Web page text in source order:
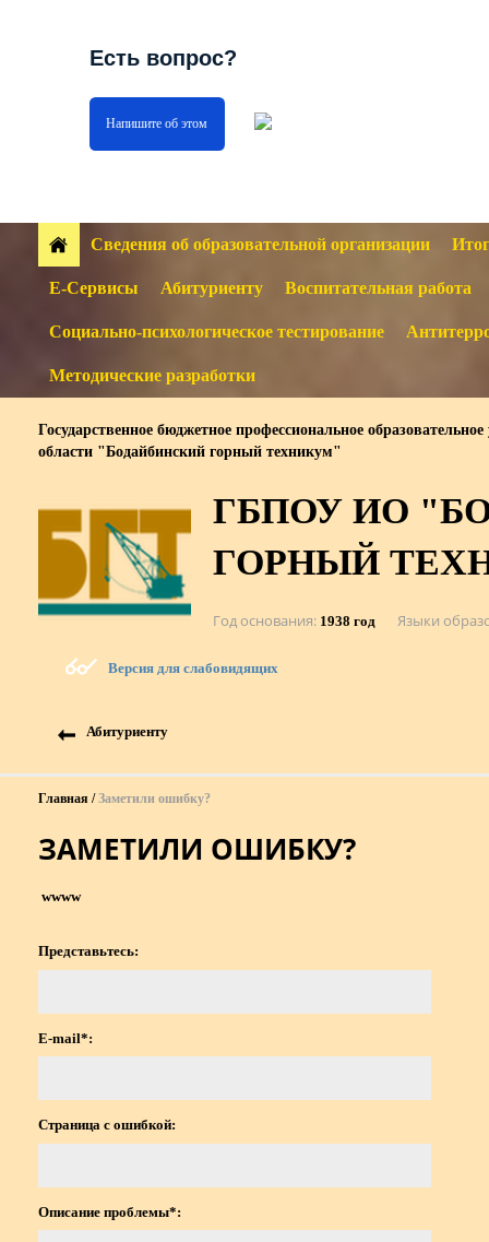
Есть вопрос?
Напишите об этом
Сведения об образовательной организации
Е-Сервисы Абитуриенту Воспитательная работа
Социально-психологическое тестирование
Методические разработки
Государственное бюджетное профессиональное
области "Бодайбинский горный техникум"
ГБПОУ ИО
ГОРНЫЙ
Год основания 1938 год Языки
Версия для слабовидящих
Абитуриенту
Главная Заметили ошибку?
ЗАМЕТИЛИ ОШИБКУ?
wwww
Представьтесь:
E-mail*:
Страница с ошибкой:
Описание проблемы*: